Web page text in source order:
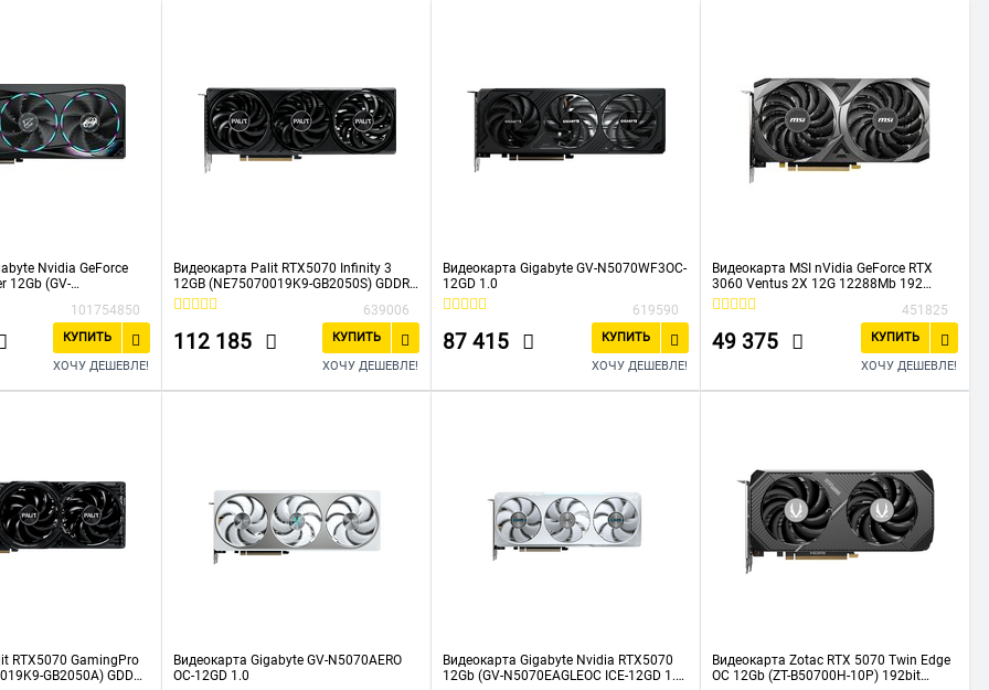
Nvidia GeForce
12Gb (GV-
1.0), GDDR7, Ret
101754850
КУПИТЬ
ХОЧУ ДЕШЕВЛЕ!
Видеокарта Palit RTX5070 Infinity 3
12GB (NE75070019K9-GB2050S) GDDR7
192bit 3xDP HDMI 3Fan RTL
639006
112 185
КУПИТЬ
ХОЧУ ДЕШЕВЛЕ!
Видеокарта Gigabyte GV-N5070WF3OC-
12GD 1.0
619590
87 415
КУПИТЬ
ХОЧУ ДЕШЕВЛЕ!
Видеокарта MSI nVidia GeForce RTX
3060 Ventus 2X 12G 12288Mb 192
GDDR6 1680/15000 HDMIx1 DPx3
451825
49 375
КУПИТЬ
ХОЧУ ДЕШЕВЛЕ!
RTX5070 GamingPro
GB2050A) GDDR7
Видеокарта Gigabyte GV-N5070AERO
OC-12GD 1.0
Видеокарта Gigabyte Nvidia RTX5070
12Gb (GV-N5070EAGLEOC ICE-12GD 1.0)
Видеокарта Zotac RTX 5070 Twin Edge
OC 12Gb (ZT-B50700H-10P) 192bit